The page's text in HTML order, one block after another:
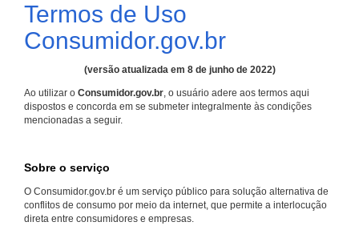
Termos de Uso
Consumidor.gov.br
(versão atualizada em 8 de junho de 2022)
Ao utilizar o Consumidor.gov.br, o usuário adere aos termos aqui
dispostos e concorda em se submeter integralmente às condições
mencionadas a seguir.
Sobre o serviço
O Consumidor.gov.br é um serviço público para solução alternativa de
conflitos de consumo por meio da internet, que permite a interlocução
direta entre consumidores e empresas.